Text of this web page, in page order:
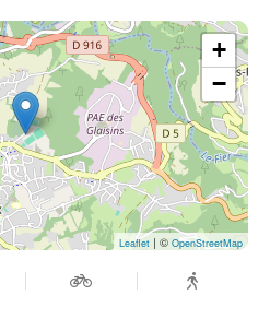
+
−
Leaflet | © OpenStreetMap